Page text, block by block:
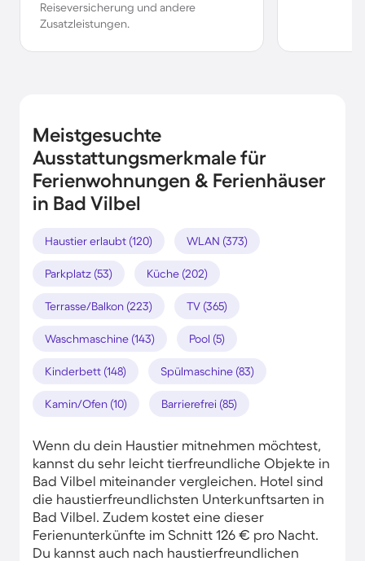
Reiseversicherung und andere
Zusatzleistungen.
Meistgesuchte
Ausstattungsmerkmale für
Ferienwohnungen & Ferienhäuser
in Bad Vilbel
Haustier erlaubt (120) WLAN (373)
Parkplatz (53) Küche (202)
Terrasse/Balkon (223) TV (365)
Waschmaschine (143) Pool (5)
Kinderbett (148) Spülmaschine (83)
Kamin/Ofen (10) Barrierefrei (85)
Wenn du dein Haustier mitnehmen möchtest,
kannst du sehr leicht tierfreundliche Objekte in
Bad Vilbel miteinander vergleichen. Hotel sind
die haustierfreundlichsten Unterkunftsarten in
Bad Vilbel. Zudem kostet eine dieser
Ferienunterkünfte im Schnitt 126 € pro Nacht.
Du kannst auch nach haustierfreundlichen